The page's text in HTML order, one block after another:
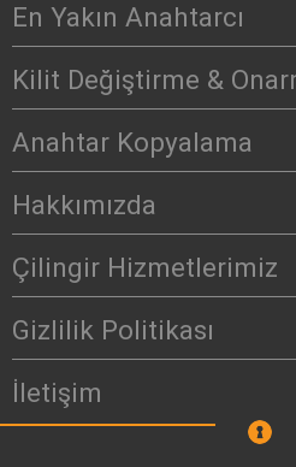
En Yakın Anahtarcı
Kilit Değiştirme &
Anahtar Kopyalama
Hakkımızda
Çilingir Hizmetlerimiz
Gizlilik Politikası
İletişim